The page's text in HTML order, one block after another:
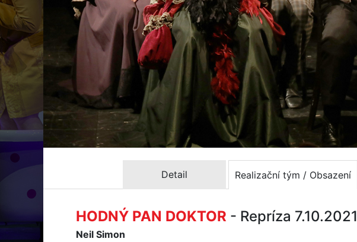
Detail Realizační tým / Obsazení
HODNÝ PAN DOKTOR - Repríza 7.10.2021
Neil Simon